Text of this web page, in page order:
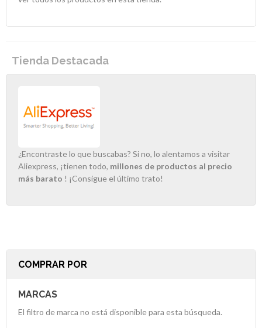
Tienda Destacada
¿Encontraste lo que buscabas? Si no, lo alentamos a visitar
Aliexpress, ¡tienen todo, millones de productos al precio
más barato ! ¡Consigue el último trato!
COMPRAR POR
MARCAS
El filtro de marca no está disponible para esta búsqueda.